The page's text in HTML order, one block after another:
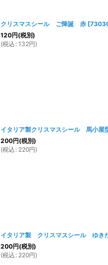
クリスマスシール ご降誕 赤 [
120円(税別)
(税込 : 132円)
イタリア製クリスマスシール 馬小屋
200円(税別)
(税込 : 220円)
イタリア製 クリスマスシール ゆ
200円(税別)
(税込 : 220円)